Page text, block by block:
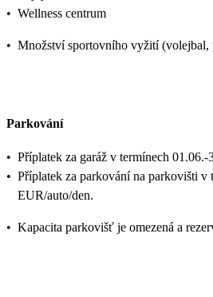
• Wellness centrum
• Množství sportovního vyžití (volejbal,
Parkování
• Příplatek za garáž v termínech
• Příplatek za parkování na parkovišti
EUR/auto/den.
• Kapacita parkovišť je omezená a